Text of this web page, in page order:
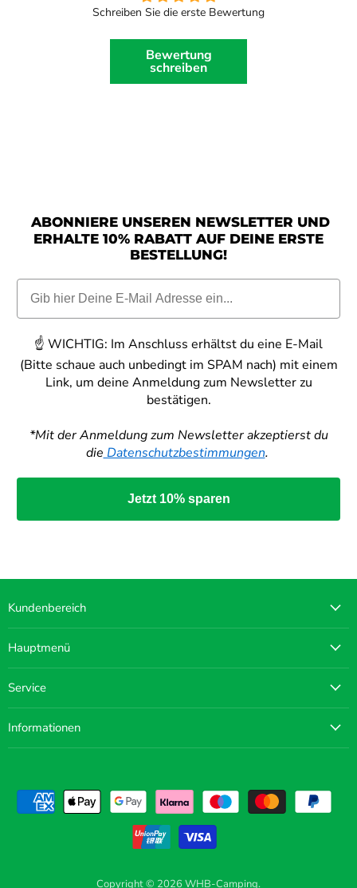
Schreiben Sie die erste Bewertung
Bewertung
schreiben
ABONNIERE UNSEREN NEWSLETTER UND
ERHALTE 10% RABATT AUF DEINE ERSTE
BESTELLUNG!
☝️ WICHTIG: Im Anschluss erhältst du eine E-Mail
(Bitte schaue auch unbedingt im SPAM nach) mit einem
Link, um deine Anmeldung zum Newsletter zu
bestätigen.
*Mit der Anmeldung zum Newsletter akzeptierst du
die Datenschutzbestimmungen.
Jetzt 10% sparen
Kundenbereich
Hauptmenü
Service
Informationen
Copyright © 2026 WHB-Camping.